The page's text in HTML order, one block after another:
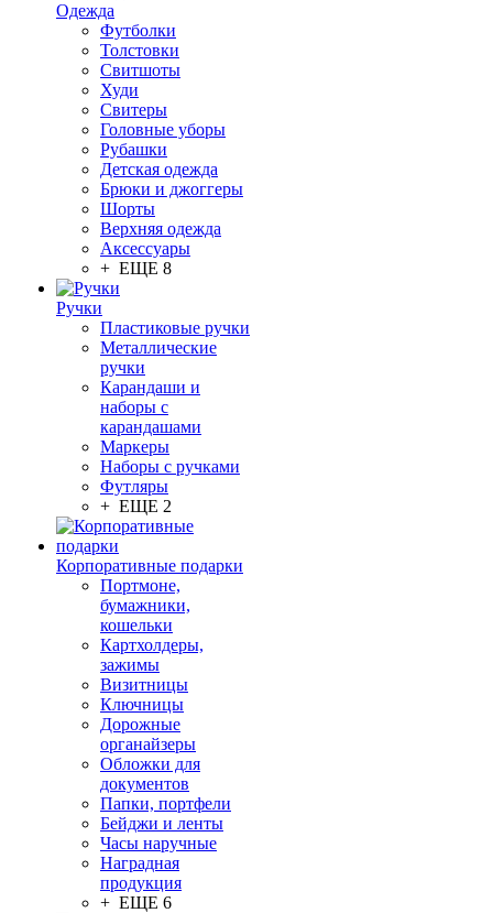
Одежда
Футболки
Толстовки
Свитшоты
Худи
Свитеры
Головные уборы
Рубашки
Детская одежда
Брюки и джоггеры
Шорты
Верхняя одежда
Аксессуары
+ ЕЩЕ 8
Ручки
Пластиковые ручки
Металлические
ручки
Карандаши и
наборы с
карандашами
Маркеры
Наборы с ручками
Футляры
+ ЕЩЕ 2
Корпоративные подарки
Портмоне,
бумажники,
кошельки
Картхолдеры,
зажимы
Визитницы
Ключницы
Дорожные
органайзеры
Обложки для
документов
Папки, портфели
Бейджи и ленты
Часы наручные
Наградная
продукция
+ ЕЩЕ 6